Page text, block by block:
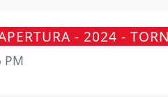
- 2024 -
PM